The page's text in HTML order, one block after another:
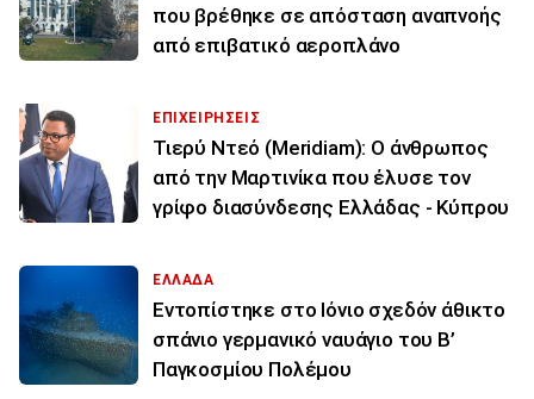
που βρέθηκε σε απόσταση αναπνοής
από επιβατικό αεροπλάνο
ΕΠΙΧΕΙΡΗΣΕΙΣ
Τιερύ Ντεό (Meridiam): Ο άνθρωπος
από την Μαρτινίκα που έλυσε τον
γρίφο διασύνδεσης Ελλάδας - Κύπρου
ΕΛΛΑΔΑ
Εντοπίστηκε στο Ιόνιο σχεδόν άθικτο
σπάνιο γερμανικό ναυάγιο του Β’
Παγκοσμίου Πολέμου